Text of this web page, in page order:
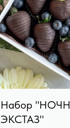
Набор
ЭКСТАЗ"